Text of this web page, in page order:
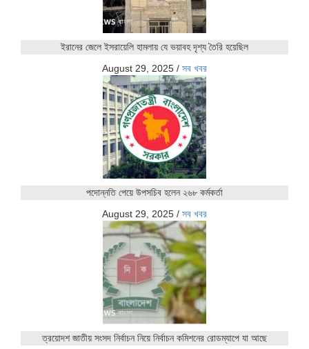
ইরানের জেলে ইসরায়েলি হামলায় যে ভয়াবহ দৃশ্য তৈরি হয়েছিল
August 29, 2025 / সব খবর
পদোন্নতি পেয়ে উপসচিব হলেন ২৬৮ কর্মকর্তা
August 29, 2025 / সব খবর
ত্রয়োদশ জাতীয় সংসদ নির্বাচন নিয়ে নির্বাচন কমিশনের রোডম্যাপে যা আছে